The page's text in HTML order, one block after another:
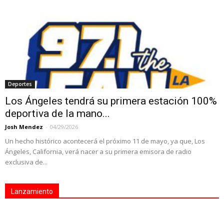
Deportes
Los Ángeles tendrá su primera estación 100%
deportiva de la mano...
Josh Mendez - 04/29/2026
Un hecho histórico acontecerá el próximo 11 de mayo, ya que, Los
Ángeles, California, verá nacer a su primera emisora de radio
exclusiva de...
Lanzamiento